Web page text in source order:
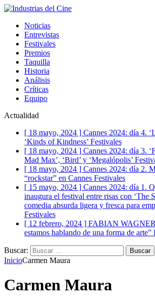
Noticias
Entrevistas
Festivales
Premios
Taquilla
Historia
Análisis
Críticas
Equipo
Actualidad
[ 18 mayo, 2024 ] Cannes 2024: día 4.
‘Kinds of Kindness’ Festivales
[ 18 mayo, 2024 ] Cannes 2024: día 3.
Mad Max’, ‘Bird’ y ‘Megalópolis’
[ 18 mayo, 2024 ] Cannes 2024: día 2.
“rockstar” en Cannes Festivales
[ 15 mayo, 2024 ] Cannes 2024: día 1.
inaugura el festival entre risas con ‘The
comedia absurda ligera y fresca para
Festivales
[ 12 febrero, 2024 ] FABIAN
estamos hablando de una forma de arte”
Buscar:
InicioCarmen Maura
Carmen Maura